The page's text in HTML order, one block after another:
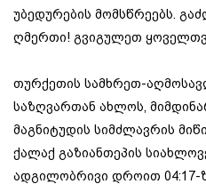
უბედურების მომსწრეებს.
ღმერთი! გვიგულეთ
თურქეთის სამხრეთ-
საზღვართან ახლოს,
მაგნიტუდის სიმძლავრის
ქალაქ გაზიანთეპის
ადგილობრივი დროით 04:17-